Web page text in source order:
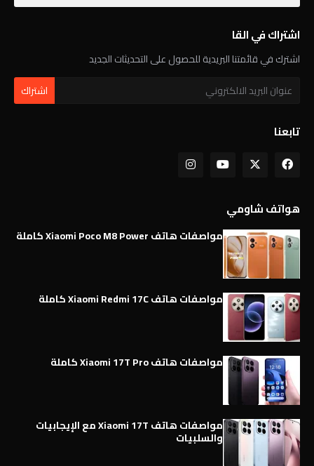
اشتراك في القا
اشترك في قائمتنا البريدية للحصول على التحديثات الجديد
تابعنا
هواتف شاومي
مواصفات هاتف Xiaomi Poco M8 Power كاملة
مواصفات هاتف Xiaomi Redmi 17C كاملة
مواصفات هاتف Xiaomi 17T Pro كاملة
مواصفات هاتف Xiaomi 17T مع الإيجابيات
والسلبيات